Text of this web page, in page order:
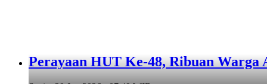
Perayaan HUT Ke-48, Ribuan